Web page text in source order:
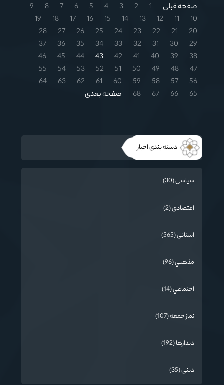
صفحه قبلی 1
2
3
4
5
6
7
8
9
10
11
12
13
14
15
16
17
18
19
20
21
22
23
24
25
26
27
28
29
30
31
32
33
34
35
36
37
38
39
40
41
42
43
44
45
46
47
48
49
50
51
52
53
54
55
56
57
58
59
60
61
62
63
64
65
66
67
68 صفحه بعدی
دسته بندی اخبار
سیاسی (30)
اقتصادی (2)
استانی (565)
مذهبي (96)
اجتماعي (14)
نماز جمعه (107)
دیدارها (192)
دینی (35)